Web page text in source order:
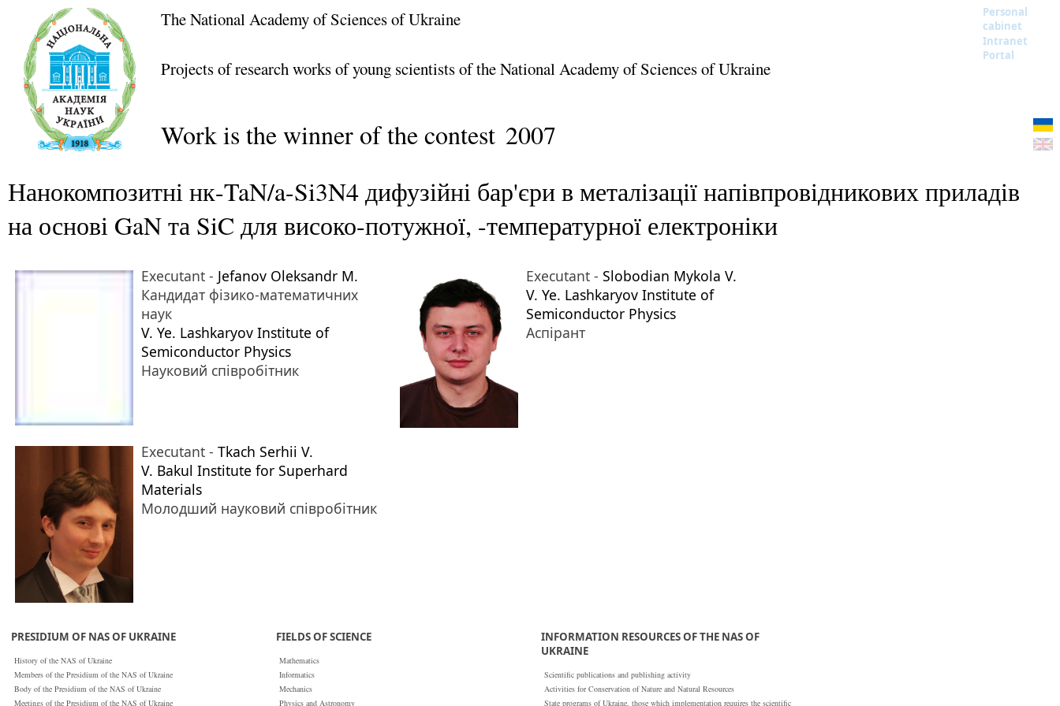
The National Academy of Sciences of Ukraine
Personal
cabinet
Intranet
Portal
Projects of research works of young scientists of the National Academy of Sciences of Ukraine
Work is the winner of the contest 2007
Нанокомпозитні нк-TaN/a-Si3N4 дифузійні бар'єри в металізації напівпровідникових приладів
на основі GaN та SiC для високо-потужної, -температурної електроніки
Executant - Jefanov Oleksandr M.
Кандидат фізико-математичних
наук
V. Ye. Lashkaryov Institute of
Semiconductor Physics
Науковий співробітник
Executant - Slobodian Mykola V.
V. Ye. Lashkaryov Institute of
Semiconductor Physics
Аспірант
Executant - Tkach Serhii V.
V. Bakul Institute for Superhard
Materials
Молодший науковий співробітник
PRESIDIUM OF NAS OF UKRAINE
History of the NAS of Ukraine
Members of the Presidium of the NAS of Ukraine
Body of the Presidium of the NAS of Ukraine
Meetings of the Presidium of the NAS of Ukraine
FIELDS OF SCIENCE
Mathematics
Informatics
Mechanics
Physics and Astronomy
INFORMATION RESOURCES OF THE NAS OF
UKRAINE
Scientific publications and publishing activity
Activities for Conservation of Nature and Natural Resources
State programs of Ukraine, those which implementation requires the scientific